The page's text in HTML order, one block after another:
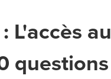
L'accès au
questions